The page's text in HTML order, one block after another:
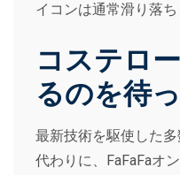
イコンは通常滑り落ち
コステロ
るのを待
最新技術を駆使した
代わりに、FaFaFaオ